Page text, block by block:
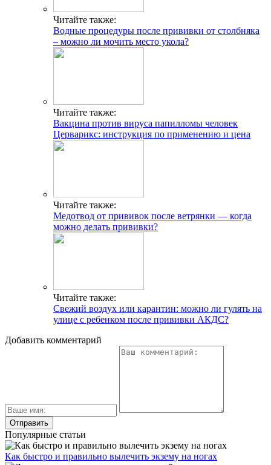
Читайте также:
Водные процедуры после прививки от столбняка
– можно ли мочить место укола?
Читайте также:
Вакцина против вируса папилломы человек
Церварикс: инструкция по применению и цена
Читайте также:
Медотвод от прививок после ветрянки — когда
можно делать прививки?
Читайте также:
Свежий воздух или карантин: можно ли гулять на
улице с ребенком после прививки АКДС?
Добавить комментарий
Популярные статьи
Как быстро и правильно вылечить экзему на ногах